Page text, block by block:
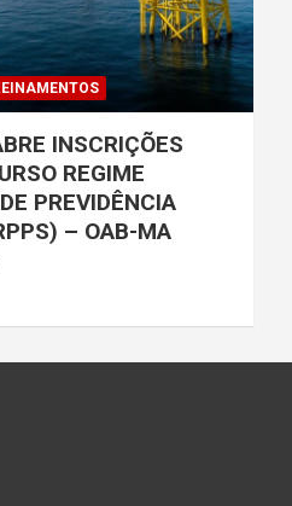
INSCRIÇÕES
REGIME
PREVIDÊNCIA
– OAB-MA